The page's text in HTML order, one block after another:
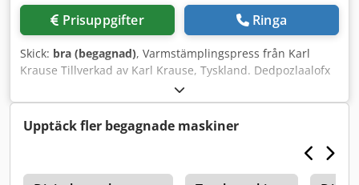
Prisuppgifter Ringa
Skick: bra (begagnad), Varmstämplingspress från Karl
Krause Tillverkad av Karl Krause, Tyskland. Dedpozlaalofx
Aicjkr Maskinen är fullt funktionell efter en modernisering
av styrsystemet. Förlängbart arbetsbord. Timerstyrning gör
det möjligt att starta maskinen vid en specifik tidpunkt för
att säkerställa att den är redo för drift. 230 V
strömförsörjning. Storlek på värmeplatta: 400 x 530 mm.
Vikt: ca 800 kg.
Upptäck fler begagnade maskiner